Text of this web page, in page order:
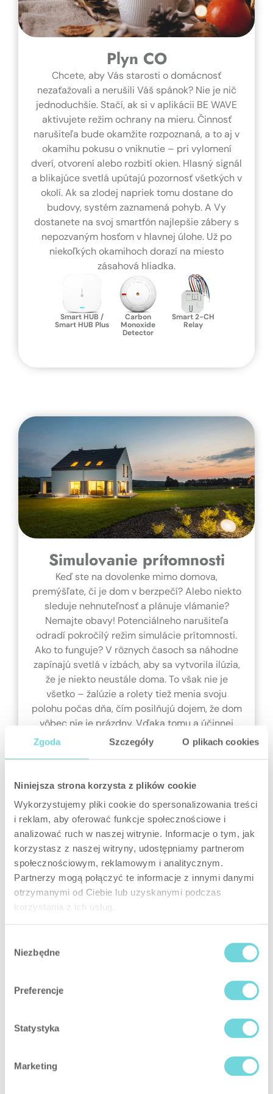
Zgoda Szczegóły O plikach cookies
Niniejsza strona korzysta z plików cookie
Wykorzystujemy pliki cookie do spersonalizowania treści
i reklam, aby oferować funkcje społecznościowe i
analizować ruch w naszej witrynie. Informacje o tym, jak
korzystasz z naszej witryny, udostępniamy partnerom
społecznościowym, reklamowym i analitycznym.
Partnerzy mogą połączyć te informacje z innymi danymi
otrzymanymi od Ciebie lub uzyskanymi podczas
korzystania z ich usług.
zgody
Niezbędne
Preferencje
Statystyka
Marketing
Plyn CO
Chcete, aby Vás starosti o domácnosť
nezaťažovali a nerušili Váš spánok? Nie je nič
jednoduchšie. Stačí, ak si v aplikácii BE WAVE
aktivujete režim ochrany na mieru. Činnosť
narušiteľa bude okamžite rozpoznaná, a to aj v
okamihu pokusu o vniknutie – pri vylomení
dverí, otvorení alebo rozbití okien. Hlasný signál
a blikajúce svetlá upútajú pozornosť všetkých v
okolí. Ak sa zlodej napriek tomu dostane do
budovy, systém zaznamená pohyb. A Vy
dostanete na svoj smartfón najlepšie zábery s
nepozvaným hosťom v hlavnej úlohe. Už po
niekoľkých okamihoch dorazí na miesto
zásahová hliadka.
Smart HUB /
Smart HUB Plus
Carbon
Monoxide
Detector
Smart 2-CH
Relay
Simulovanie prítomnosti
Keď ste na dovolenke mimo domova,
premýšľate, či je dom v berzpečí? Alebo niekto
sleduje nehnuteľnosť a plánuje vlámanie?
Nemajte obavy! Potenciálneho narušiteľa
odradí pokročilý režim simulácie prítomnosti.
Ako to funguje? V rôznych časoch sa náhodne
zapínajú svetlá v izbách, aby sa vytvorila ilúzia,
že je niekto neustále doma. To však nie je
všetko – žalúzie a rolety tiež menia svoju
polohu počas dňa, čím posilňujú dojem, že dom
vôbec nie je prázdny. Vďaka tomu a účinnej
ochrane systému BE WAVE môžete byť pokojní
Smart HUB /
Smart HUB Plus
Smart Plug
Smart 2-CH
Smart Blinds